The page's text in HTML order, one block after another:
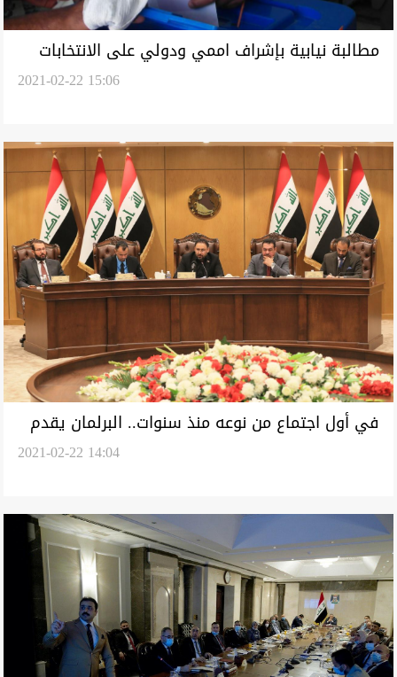
مطالبة نيابية بإشراف اممي ودولي على الانتخابات
2021-02-22 15:06
في أول اجتماع من نوعه منذ سنوات.. البرلمان يقدم
2021-02-22 14:04